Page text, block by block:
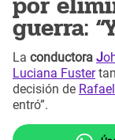
guerra:
La conductora J
Luciana Fuster
decisión de
entró”.